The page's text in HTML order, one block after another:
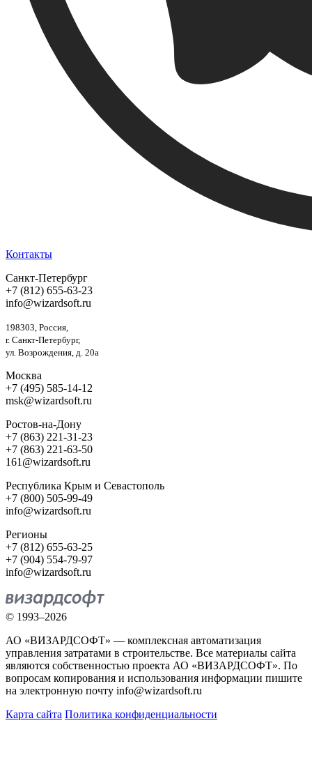
Контакты
Санкт-Петербург
+7 (812) 655-63-23
info@wizardsoft.ru
198303, Россия,
г. Санкт-Петербург,
ул. Возрождения, д. 20а
Москва
+7 (495) 585-14-12
msk@wizardsoft.ru
Ростов-на-Дону
+7 (863) 221-31-23
+7 (863) 221-63-50
161@wizardsoft.ru
Республика Крым и Севастополь
+7 (800) 505-99-49
info@wizardsoft.ru
Регионы
+7 (812) 655-63-25
+7 (904) 554-79-97
info@wizardsoft.ru
© 1993–2026
АО «ВИЗАРДСОФТ» — комплексная автоматизация
управления затратами в строительстве. Все материалы сайта
являются собственностью проекта АО «ВИЗАРДСОФТ». По
вопросам копирования и использования информации пишите
на электронную почту info@wizardsoft.ru
Карта сайта Политика конфиденциальности